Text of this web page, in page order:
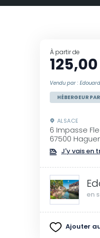
À partir de
Vendu par :
HÉBERGEUR
ALSACE
6 Impasse
67500
J'y vais en
en
Ajouter